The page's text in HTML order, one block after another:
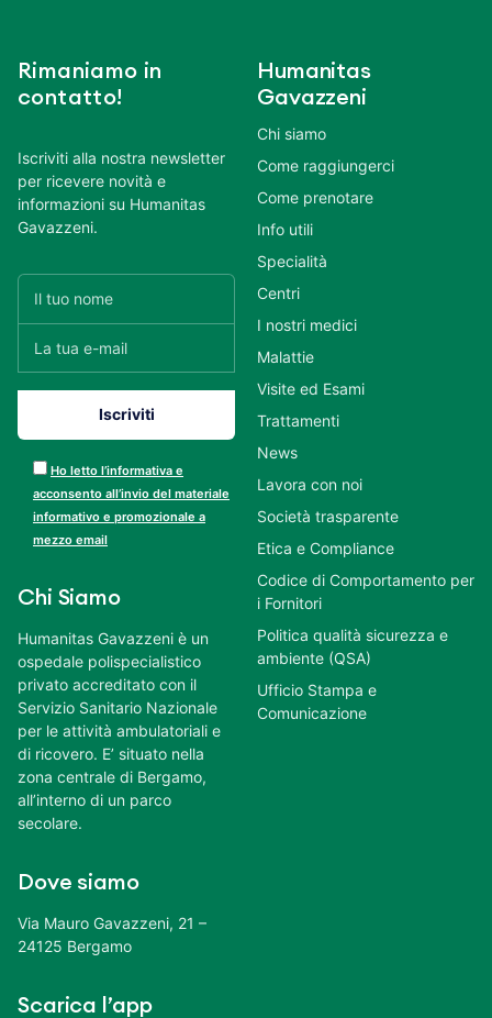
Rimaniamo in
contatto!
Iscriviti alla nostra newsletter
per ricevere novità e
informazioni su Humanitas
Gavazzeni.
Ho letto l’informativa e
acconsento all’invio del materiale
informativo e promozionale a
mezzo email
Chi Siamo
Humanitas Gavazzeni è un
ospedale polispecialistico
privato accreditato con il
Servizio Sanitario Nazionale
per le attività ambulatoriali e
di ricovero. E’ situato nella
zona centrale di Bergamo,
all’interno di un parco
secolare.
Dove siamo
Via Mauro Gavazzeni, 21 –
24125 Bergamo
Scarica l’app
Humanitas
Gavazzeni
Chi siamo
Come raggiungerci
Come prenotare
Info utili
Specialità
Centri
I nostri medici
Malattie
Visite ed Esami
Trattamenti
News
Lavora con noi
Società trasparente
Etica e Compliance
Codice di Comportamento per
i Fornitori
Politica qualità sicurezza e
ambiente (QSA)
Ufficio Stampa e
Comunicazione